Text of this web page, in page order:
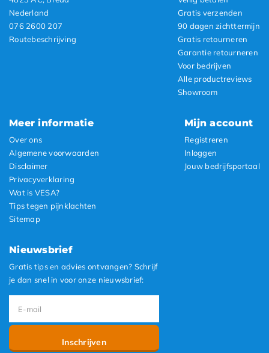
Nederland
076 2600 207
Routebeschrijving
Gratis verzenden
90 dagen zichttermijn
Gratis retourneren
Garantie retourneren
Voor bedrijven
Alle productreviews
Showroom
Meer informatie
Over ons
Algemene voorwaarden
Disclaimer
Privacyverklaring
Wat is VESA?
Tips tegen pijnklachten
Sitemap
Mijn account
Registreren
Inloggen
Jouw bedrijfsportaal
Nieuwsbrief
Gratis tips en advies ontvangen? Schrijf
je dan snel in voor onze nieuwsbrief:
Inschrijven